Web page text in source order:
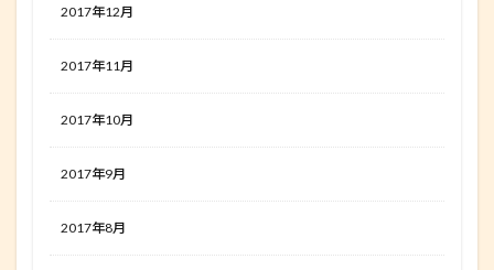
2017年12月
2017年11月
2017年10月
2017年9月
2017年8月